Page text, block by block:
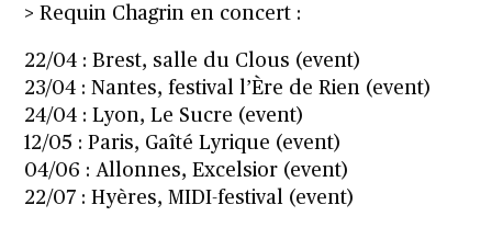
> Requin Chagrin en concert :
22/04 : Brest, salle du Clous (event)
23/04 : Nantes, festival l’Ère de Rien (event)
24/04 : Lyon, Le Sucre (event)
12/05 : Paris, Gaîté Lyrique (event)
04/06 : Allonnes, Excelsior (event)
22/07 : Hyères, MIDI-festival (event)